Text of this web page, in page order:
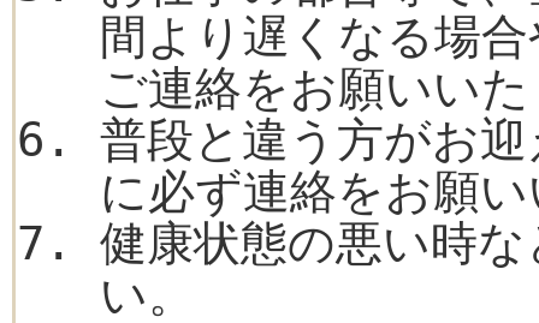
間より遅くなる場
ご連絡をお願いい
普段と違う方がお
に必ず連絡をお願
健康状態の悪い時
い。